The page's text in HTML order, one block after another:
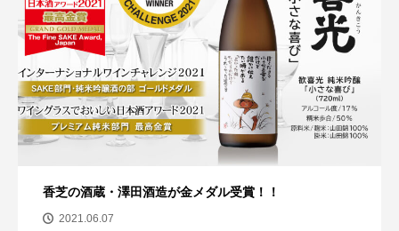
香芝の酒蔵・澤田酒造が金メダル受賞！！
2021.06.07